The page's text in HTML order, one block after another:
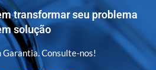
transformar seu problema
solução
Garantia. Consulte-nos!